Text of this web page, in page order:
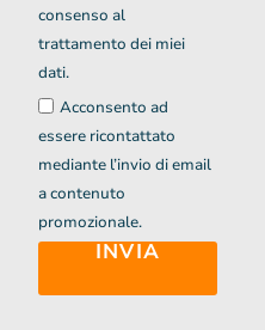
consenso al
trattamento dei miei
dati.
Acconsento ad
essere ricontattato
mediante l’invio di email
a contenuto
promozionale.
INVIA